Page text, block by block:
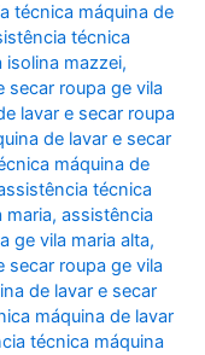
técnica máquina de
técnica
isolina mazzei,
secar roupa ge vila
lavar e secar roupa
de lavar e secar
máquina de
técnica
maria,assistência
ge vila maria alta,
secar roupa ge vila
de lavar e secar
máquina de lavar
técnica máquina